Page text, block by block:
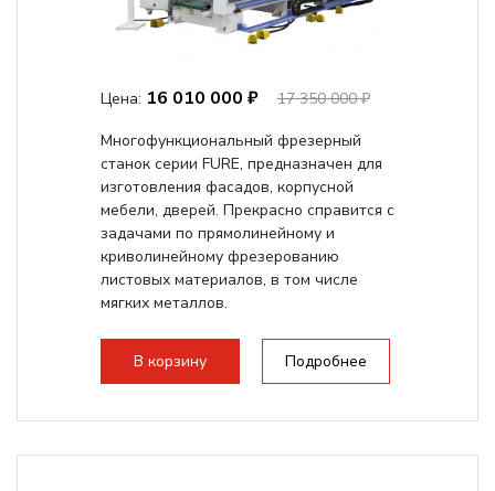
Цена: 16 010 000 ₽
17 350 000 ₽
Многофункциональный фрезерный
станок серии FURE, предназначен для
изготовления фасадов, корпусной
мебели, дверей. Прекрасно справится с
задачами по прямолинейному и
криволинейному фрезерованию
листовых материалов, в том числе
мягких металлов.
В корзину Подробнее